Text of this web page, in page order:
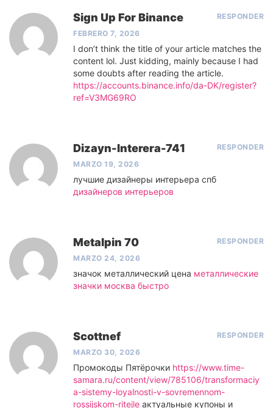
Sign Up For Binance
FEBRERO 7, 2026
RESPONDER
I don’t think the title of your article matches the
content lol. Just kidding, mainly because I had
some doubts after reading the article.
https://accounts.binance.info/da-DK/register?
ref=V3MG69RO
Dizayn-Interera-741
MARZO 19, 2026
RESPONDER
лучшие дизайнеры интерьера спб
дизайнеров интерьеров
Metalpin 70
MARZO 24, 2026
RESPONDER
значок металлический цена металлические
значки москва быстро
Scottnef
MARZO 30, 2026
RESPONDER
Промокоды Пятёрочки https://www.time-
samara.ru/content/view/785106/transformaciy
a-sistemy-loyalnosti-v-sovremennom-
rossijskom-ritejle актуальные купоны и